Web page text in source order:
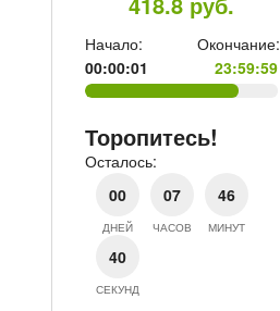
Начало:
00:00:01
Окончание:
23:59:59
Торопитесь!
Осталось:
00
ДНЕЙ
07
ЧАСОВ
46
МИНУТ
39
СЕКУНД